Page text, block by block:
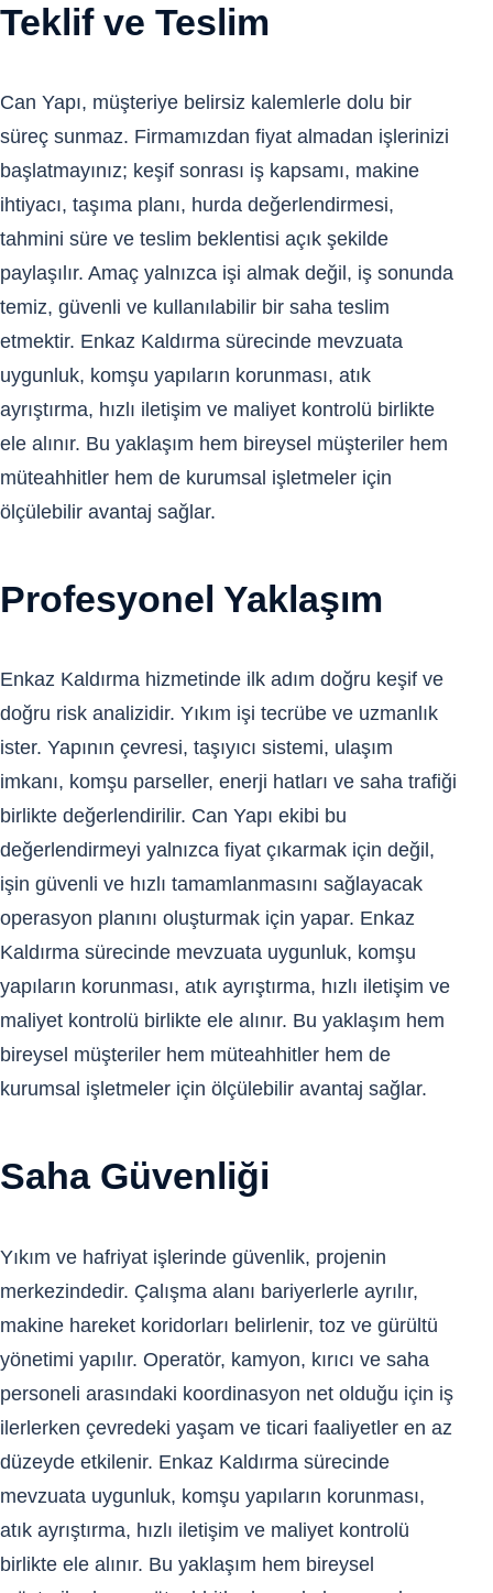
Teklif ve Teslim
Can Yapı, müşteriye belirsiz kalemlerle dolu bir
süreç sunmaz. Firmamızdan fiyat almadan işlerinizi
başlatmayınız; keşif sonrası iş kapsamı, makine
ihtiyacı, taşıma planı, hurda değerlendirmesi,
tahmini süre ve teslim beklentisi açık şekilde
paylaşılır. Amaç yalnızca işi almak değil, iş sonunda
temiz, güvenli ve kullanılabilir bir saha teslim
etmektir. Enkaz Kaldırma sürecinde mevzuata
uygunluk, komşu yapıların korunması, atık
ayrıştırma, hızlı iletişim ve maliyet kontrolü birlikte
ele alınır. Bu yaklaşım hem bireysel müşteriler hem
müteahhitler hem de kurumsal işletmeler için
ölçülebilir avantaj sağlar.
Profesyonel Yaklaşım
Enkaz Kaldırma hizmetinde ilk adım doğru keşif ve
doğru risk analizidir. Yıkım işi tecrübe ve uzmanlık
ister. Yapının çevresi, taşıyıcı sistemi, ulaşım
imkanı, komşu parseller, enerji hatları ve saha trafiği
birlikte değerlendirilir. Can Yapı ekibi bu
değerlendirmeyi yalnızca fiyat çıkarmak için değil,
işin güvenli ve hızlı tamamlanmasını sağlayacak
operasyon planını oluşturmak için yapar. Enkaz
Kaldırma sürecinde mevzuata uygunluk, komşu
yapıların korunması, atık ayrıştırma, hızlı iletişim ve
maliyet kontrolü birlikte ele alınır. Bu yaklaşım hem
bireysel müşteriler hem müteahhitler hem de
kurumsal işletmeler için ölçülebilir avantaj sağlar.
Saha Güvenliği
Yıkım ve hafriyat işlerinde güvenlik, projenin
merkezindedir. Çalışma alanı bariyerlerle ayrılır,
makine hareket koridorları belirlenir, toz ve gürültü
yönetimi yapılır. Operatör, kamyon, kırıcı ve saha
personeli arasındaki koordinasyon net olduğu için iş
ilerlerken çevredeki yaşam ve ticari faaliyetler en az
düzeyde etkilenir. Enkaz Kaldırma sürecinde
mevzuata uygunluk, komşu yapıların korunması,
atık ayrıştırma, hızlı iletişim ve maliyet kontrolü
birlikte ele alınır. Bu yaklaşım hem bireysel